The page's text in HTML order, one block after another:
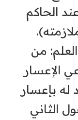
الحاكم
من
الإعسار
له بإعسار
الثاني